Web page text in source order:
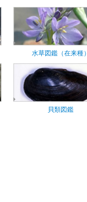
水草図鑑（在来種）
貝類図鑑